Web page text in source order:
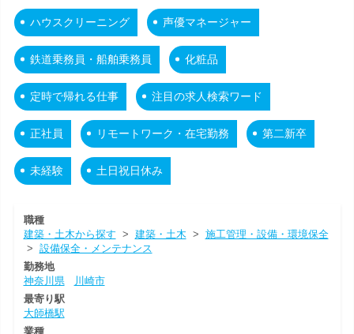
ハウスクリーニング 声優マネージャー
鉄道乗務員・船舶乗務員 化粧品
定時で帰れる仕事 注目の求人検索ワード
正社員 リモートワーク・在宅勤務 第二新卒
未経験 土日祝日休み
職種
建築・土木から探す > 建築・土木 > 施工管理・設備・環境保全
> 設備保全・メンテナンス
勤務地
神奈川県
川崎市
最寄り駅
大師橋駅
業種